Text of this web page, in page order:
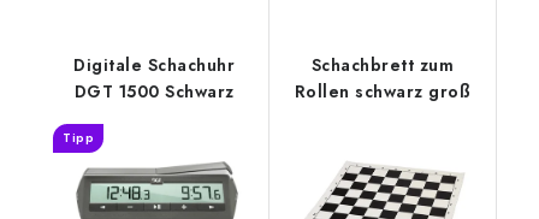
Digitale Schachuhr
DGT 1500 Schwarz
Tipp
Schachbrett zum
Rollen schwarz groß